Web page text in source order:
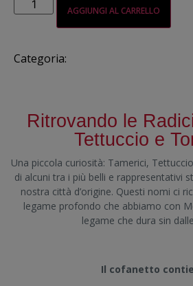
AGGIUNGI AL CARRELLO
Categoria:
Ritrovando le
Tettuccio e
Una piccola curiosità: Tamerici,
di alcuni tra i più belli e rappresentativi
nostra città d’origine. Questi nomi ci
legame profondo che abbiamo con
legame che dura sin
Il cofanetto